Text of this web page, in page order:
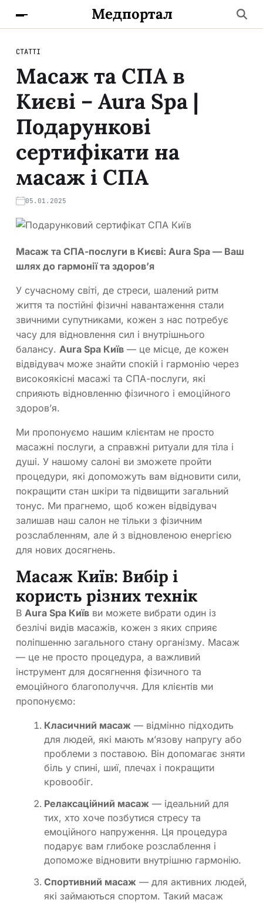
Медпортал
СТАТТІ
Масаж та СПА в
Києві – Aura Spa |
Подарункові
сертифікати на
масаж і СПА
05.01.2025
Масаж та СПА-послуги в Києві: Aura Spa — Ваш
шлях до гармонії та здоров’я
У сучасному світі, де стреси, шалений ритм
життя та постійні фізичні навантаження стали
звичними супутниками, кожен з нас потребує
часу для відновлення сил і внутрішнього
балансу. Aura Spa Київ — це місце, де кожен
відвідувач може знайти спокій і гармонію через
високоякісні масажі та СПА-послуги, які
сприяють відновленню фізичного і емоційного
здоров’я.
Ми пропонуємо нашим клієнтам не просто
масажні послуги, а справжні ритуали для тіла і
душі. У нашому салоні ви зможете пройти
процедури, які допоможуть вам відновити сили,
покращити стан шкіри та підвищити загальний
тонус. Ми прагнемо, щоб кожен відвідувач
залишав наш салон не тільки з фізичним
розслабленням, але й з відновленою енергією
для нових досягнень.
Масаж Київ: Вибір і
користь різних технік
В Aura Spa Київ ви можете вибрати один із
безлічі видів масажів, кожен з яких сприяє
поліпшенню загального стану організму. Масаж
— це не просто процедура, а важливий
інструмент для досягнення фізичного та
емоційного благополуччя. Для клієнтів ми
пропонуємо:
Класичний масаж — відмінно підходить
для людей, які мають м’язову напругу або
проблеми з поставою. Він допомагає зняти
біль у спині, шиї, плечах і покращити
кровообіг.
Релаксаційний масаж — ідеальний для
тих, хто хоче позбутися стресу та
емоційного напруження. Ця процедура
подарує вам глибоке розслаблення і
допоможе відновити внутрішню гармонію.
Спортивний масаж — для активних людей,
які займаються спортом. Такий масаж